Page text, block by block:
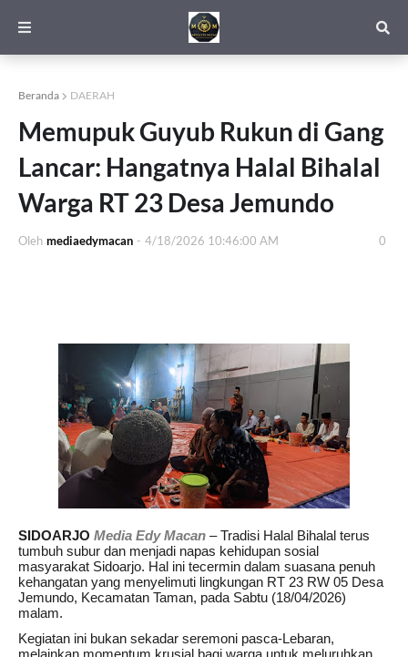
Beranda DAERAH
Memupuk Guyub Rukun di Gang
Lancar: Hangatnya Halal Bihalal
Warga RT 23 Desa Jemundo
Oleh mediaedymacan - 4/18/2026 10:46:00 AM 0
SIDOARJO Media Edy Macan – Tradisi Halal Bihalal terus
tumbuh subur dan menjadi napas kehidupan sosial
masyarakat Sidoarjo. Hal ini tecermin dalam suasana penuh
kehangatan yang menyelimuti lingkungan RT 23 RW 05 Desa
Jemundo, Kecamatan Taman, pada Sabtu (18/04/2026)
malam.
Kegiatan ini bukan sekadar seremoni pasca-Lebaran,
melainkan momentum krusial bagi warga untuk meluruhkan